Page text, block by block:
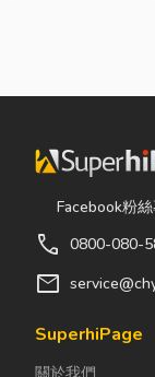
與各類球類運
擇。許多人在
配備上毫不惜
重金，購買
頂級籃球鞋或
專業路跑鞋，
抓一雙幾十元
Facebook粉
call 0800-080-
mail
SuperhiPage
關於我們